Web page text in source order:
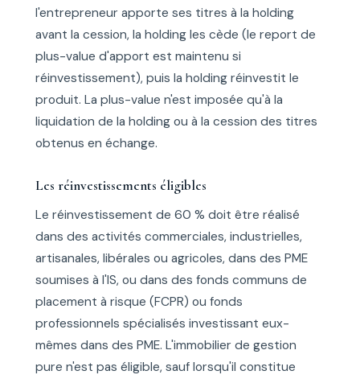
l'entrepreneur apporte ses titres à la holding
avant la cession, la holding les cède (le report de
plus-value d'apport est maintenu si
réinvestissement), puis la holding réinvestit le
produit. La plus-value n'est imposée qu'à la
liquidation de la holding ou à la cession des titres
obtenus en échange.
Les réinvestissements éligibles
Le réinvestissement de 60 % doit être réalisé
dans des activités commerciales, industrielles,
artisanales, libérales ou agricoles, dans des PME
soumises à l'IS, ou dans des fonds communs de
placement à risque (FCPR) ou fonds
professionnels spécialisés investissant eux-
mêmes dans des PME. L'immobilier de gestion
pure n'est pas éligible, sauf lorsqu'il constitue